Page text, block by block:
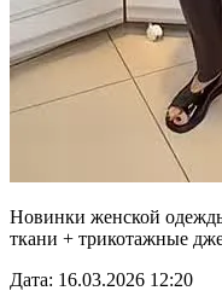
Новинки женской
ткани + трикотажные
Дата: 16.03.2026 12:20